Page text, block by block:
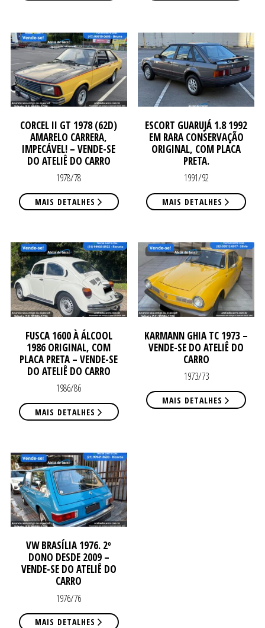
CORCEL II GT 1978 (62D)
AMARELO CARRERA,
IMPECÁVEL! – VENDE-SE
DO ATELIÊ DO CARRO
1978/78
MAIS DETALHES
ESCORT GUARUJÁ 1.8 1992
EM RARA CONSERVAÇÃO
ORIGINAL, COM PLACA
PRETA.
1991/92
MAIS DETALHES
FUSCA 1600 À ÁLCOOL
1986 ORIGINAL, COM
PLACA PRETA – VENDE-SE
DO ATELIÊ DO CARRO
1986/86
MAIS DETALHES
KARMANN GHIA TC 1973 –
VENDE-SE DO ATELIÊ DO
CARRO
1973/73
MAIS DETALHES
VW BRASÍLIA 1976. 2º
DONO DESDE 2009 –
VENDE-SE DO ATELIÊ DO
CARRO
1976/76
MAIS DETALHES